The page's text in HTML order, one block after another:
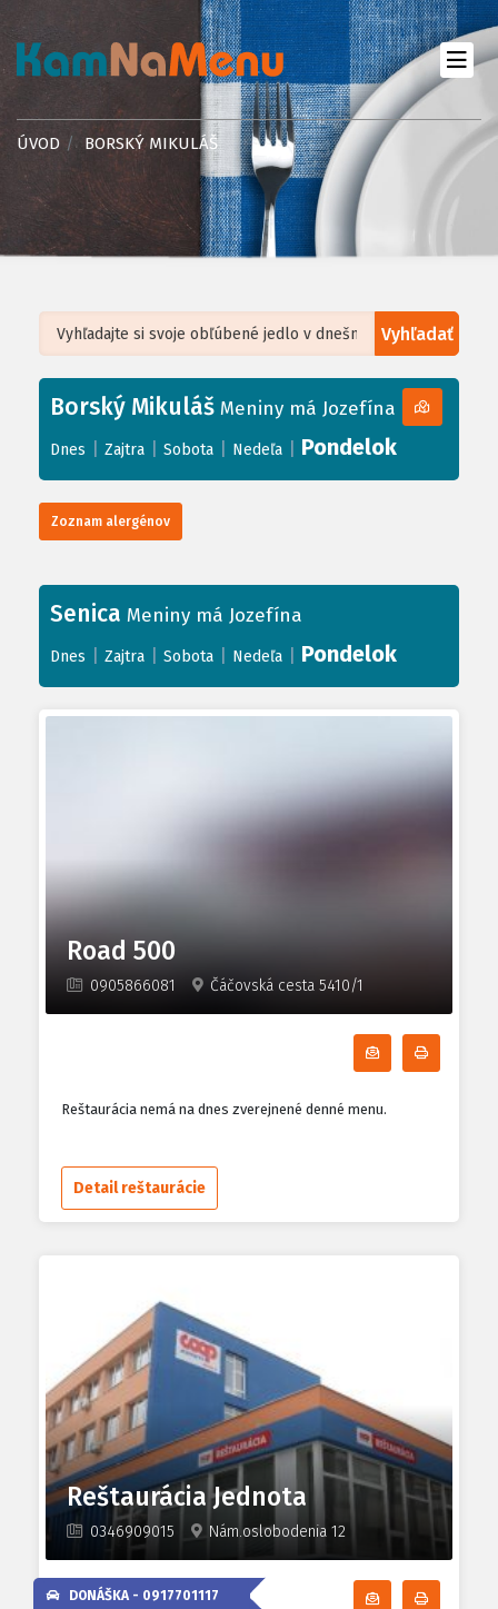
ÚVOD BORSKÝ MIKULÁŠ
Vyhľadať
+
−
Leaflet| ©OpenStreetMap, Tiles courtesy ofHumanitarian OpenStreetMap
Borský Mikuláš Meniny má Jozefína
Dnes Zajtra Sobota Nedeľa Pondelok
Zoznam alergénov
Senica Meniny má Jozefína
Dnes Zajtra Sobota Nedeľa Pondelok
Road 500
0905866081 Čáčovská cesta 5410/1
Odoberať
Reštaurácia nemá na dnes zverejnené denné menu.
Detail reštaurácie
Reštaurácia Jednota
0346909015 Nám.oslobodenia 12
Odoberať
DONÁŠKA - 0917701117